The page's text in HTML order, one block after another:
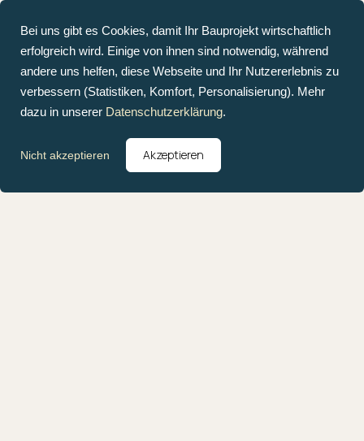
Bei uns gibt es Cookies, damit Ihr Bauprojekt wirtschaftlich
erfolgreich wird. Einige von ihnen sind notwendig, während
andere uns helfen, diese Webseite und Ihr Nutzererlebnis zu
verbessern (Statistiken, Komfort, Personalisierung). Mehr
dazu in unserer Datenschutzerklärung.
Nicht akzeptieren Akzeptieren